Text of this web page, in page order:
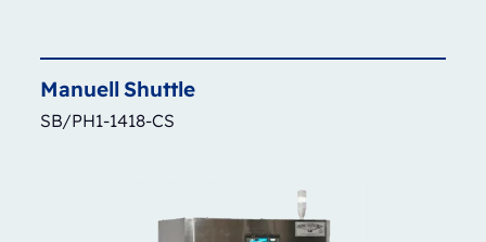
Manuell Shuttle
SB/PH1-1418-CS